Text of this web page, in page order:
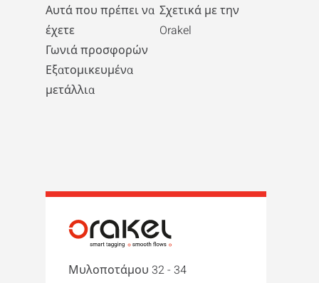
Αυτά που πρέπει να
έχετε
Γωνιά προσφορών
Εξατομικευμένα
μετάλλια
Σχετικά με την
Orakel
Μυλοποτάμου 32 - 34